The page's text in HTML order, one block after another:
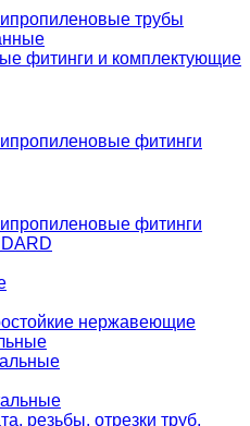
трубы
фитинги и комплектующие
фитинги
фитинги
нержавеющие
резьбы, отрезки труб,